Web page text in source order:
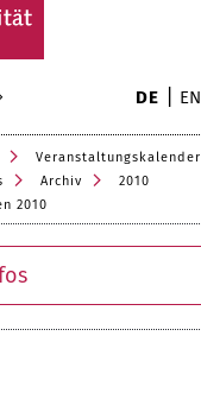
DE EN
Veranstaltungskalender
Archiv
2010
2010